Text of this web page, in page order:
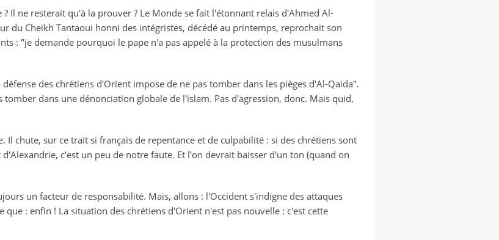
Il ne resterait qu'à la prouver ? Le Monde se fait l'étonnant relais d'Ahmed Al-
du Cheikh Tantaoui honni des intégristes, décédé au printemps, reprochait son
: "je demande pourquoi le pape n'a pas appelé à la protection des musulmans
des chrétiens d'Orient impose de ne pas tomber dans les pièges d'Al-Qaida".
dans une dénonciation globale de l'islam. Pas d'agression, donc. Mais quid,
Il chute, sur ce trait si français de repentance et de culpabilité : si des chrétiens sont
c'est un peu de notre faute. Et l'on devrait baisser d'un ton (quand on
un facteur de responsabilité. Mais, allons : l'Occident s'indigne des attaques
que : enfin ! La situation des chrétiens d'Orient n'est pas nouvelle : c'est cette